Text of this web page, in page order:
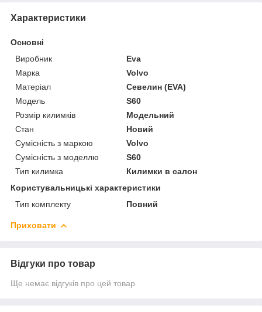
Характеристики
Основні
Виробник
Eva
Марка
Volvo
Матеріал
Севелин (EVA)
Модель
S60
Розмір килимків
Модельний
Стан
Новий
Сумісність з маркою
Volvo
Сумісність з моделлю
S60
Тип килимка
Килимки в салон
Користувальницькі характеристики
Тип комплекту
Повний
Приховати
Відгуки про товар
Ще немає відгуків про цей товар